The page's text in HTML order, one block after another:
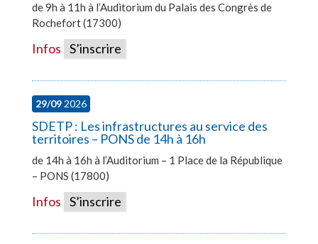
de 9h à 11h à l’Auditorium du Palais des Congrès de
Rochefort (17300)
Infos S’inscrire
29/092026
SDETP : Les infrastructures au service des
territoires – PONS de 14h à 16h
de 14h à 16h à l’Auditorium – 1 Place de la République
– PONS (17800)
Infos S’inscrire